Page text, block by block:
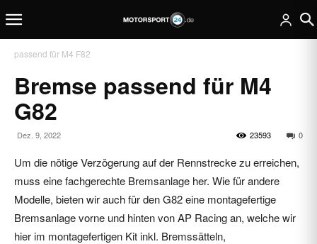
passend für M4 F82
Bremse passend für M4
G82
Dez. 9, 2022 0
23593
Um die nötige Verzögerung auf der Rennstrecke zu erreichen,
muss eine fachgerechte Bremsanlage her. Wie für andere
Modelle, bieten wir auch für den G82 eine montagefertige
Bremsanlage vorne und hinten von AP Racing an, welche wir
hier im montagefertigen Kit inkl. Bremssätteln,